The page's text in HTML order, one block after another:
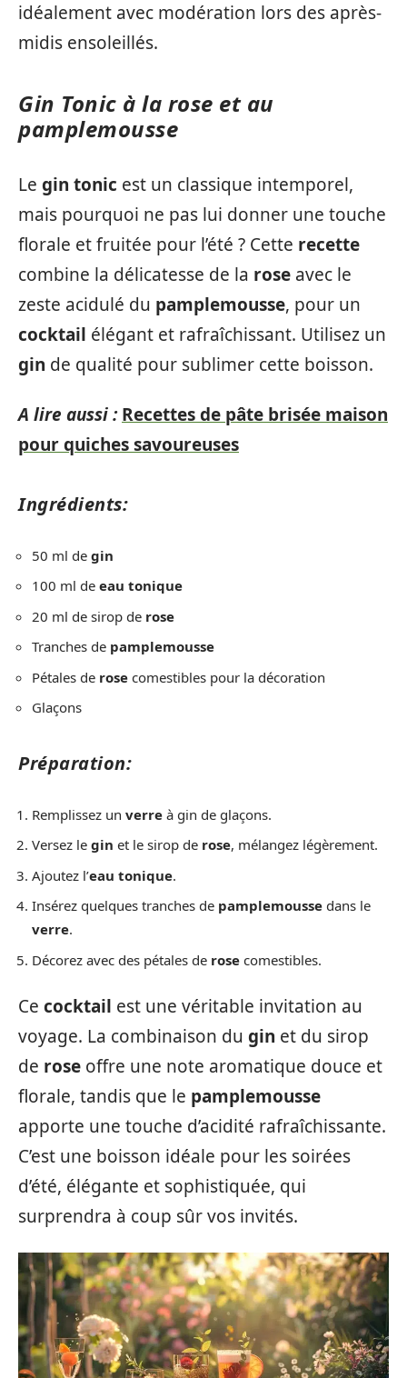
idéalement avec modération lors des après-
midis ensoleillés.
Gin Tonic à la rose et au
pamplemousse
Le gin tonic est un classique intemporel,
mais pourquoi ne pas lui donner une touche
florale et fruitée pour l’été ? Cette recette
combine la délicatesse de la rose avec le
zeste acidulé du pamplemousse, pour un
cocktail élégant et rafraîchissant. Utilisez un
gin de qualité pour sublimer cette boisson.
A lire aussi : Recettes de pâte brisée maison
pour quiches savoureuses
Ingrédients:
50 ml de gin
100 ml de eau tonique
20 ml de sirop de rose
Tranches de pamplemousse
Pétales de rose comestibles pour la décoration
Glaçons
Préparation:
Remplissez un verre à gin de glaçons.
Versez le gin et le sirop de rose, mélangez légèrement.
Ajoutez l’eau tonique.
Insérez quelques tranches de pamplemousse dans le
verre.
Décorez avec des pétales de rose comestibles.
Ce cocktail est une véritable invitation au
voyage. La combinaison du gin et du sirop
de rose offre une note aromatique douce et
florale, tandis que le pamplemousse
apporte une touche d’acidité rafraîchissante.
C’est une boisson idéale pour les soirées
d’été, élégante et sophistiquée, qui
surprendra à coup sûr vos invités.